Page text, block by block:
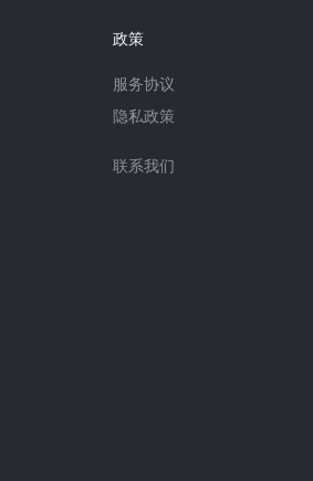
政策
服务协议
隐私政策
联系我们